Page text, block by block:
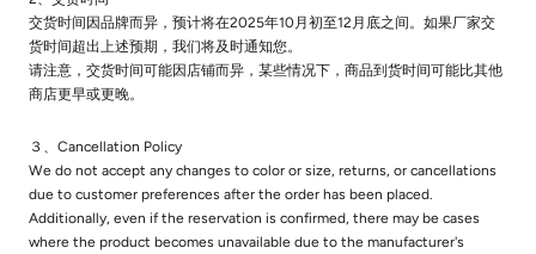
交货时间因品牌而异，预计将在2025年10月初至12月底之间。如果厂家交
货时间超出上述预期，我们将及时通知您。
请注意，交货时间可能因店铺而异，某些情况下，商品到货时间可能比其他
商店更早或更晚。
３、Cancellation Policy
We do not accept any changes to color or size, returns, or cancellations
due to customer preferences after the order has been placed.
Additionally, even if the reservation is confirmed, there may be cases
where the product becomes unavailable due to the manufacturer's